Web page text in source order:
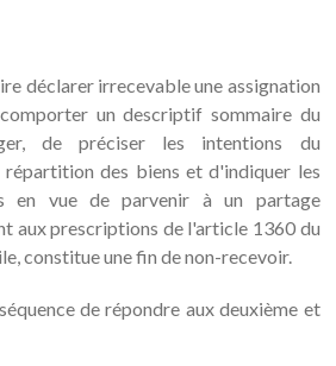
déclarer irrecevable une assignation
un descriptif sommaire du
de préciser les intentions du
répartition des biens et d'indiquer les
en vue de parvenir à un partage
aux prescriptions de l'article 1360 du
constitue une fin de non-recevoir.
de répondre aux deuxième et